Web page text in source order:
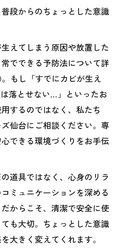
段からのちょっとした意識
えてしまう原因や放置した
でできる予防法について詳
もし「すでにカビが生え
落とせない…」といったお
するのではなく、私たち
仙台にご相談ください。専
できる環境づくりをお手伝
道具ではなく、心身のリラ
ミュニケーションを深める
からこそ、清潔で安全に使
も大切。ちょっとした意識
大きく変えてくれます。